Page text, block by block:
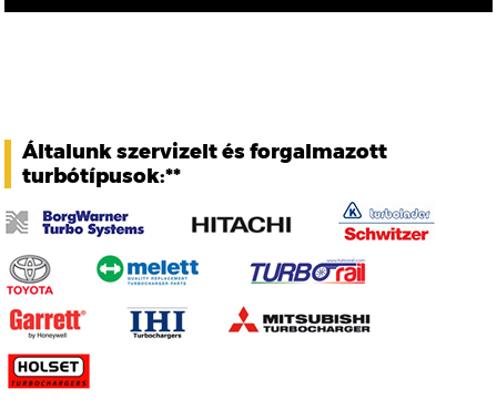
Általunk szervizelt és forgalmazott
turbótípusok:**